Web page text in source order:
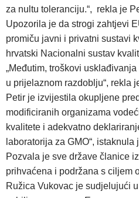
za nultu toleranciju.“, rekla je
Upozorila je da strogi zahtjevi
promiču javni i privatni sustavi
hrvatski Nacionalni sustav
„Međutim, troškovi
u prijelaznom razdoblju“, rekla
Petir je izvijestila okupljene
modificiranih organizama
kvalitete i adekvatno
laboratorija za GMO“, istaknula
Pozvala je sve države članice
prihvaćena i podržana s ciljem
Ružica Vukovac je sudjelujući